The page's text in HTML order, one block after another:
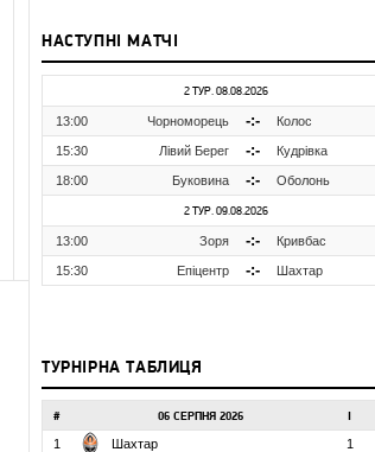
НАСТУПНІ МАТЧІ
2 ТУР. 08.08.2026
13:00 Чорноморець -:- Колос
15:30 Лівий Берег -:- Кудрівка
18:00 Буковина -:- Оболонь
2 ТУР. 09.08.2026
13:00 Зоря -:- Кривбас
15:30 Епіцентр -:- Шахтар
ТУРНІРНА ТАБЛИЦЯ
# 06 СЕРПНЯ 2026
1 Шахтар 1